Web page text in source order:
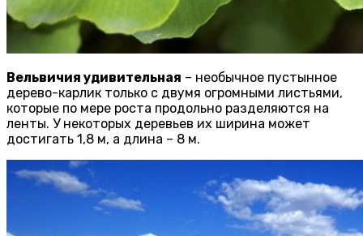
Вельвичия удивительная – необычное пустынное
дерево-карлик только с двумя огромными листьями,
которые по мере роста продольно разделяются на
ленты. У некоторых деревьев их ширина может
достигать 1,8 м, а длина – 8 м.